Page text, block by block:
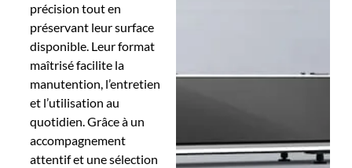
précision tout en
préservant leur surface
disponible. Leur format
maîtrisé facilite la
manutention, l’entretien
et l’utilisation au
quotidien. Grâce à un
accompagnement
attentif et une sélection